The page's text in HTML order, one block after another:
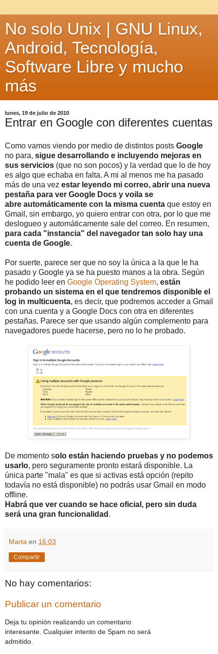
No solo Unix | GNU Linux,
Android, Tecnología,
Software Libre y mucho
más
lunes, 19 de julio de 2010
Entrar en Google con diferentes cuentas
Como vamos viendo por medio de distintos posts Google
no para, sigue desarrollando e incluyendo mejoras en
sus servicios (que no son pocos) y la verdad que lo de hoy
es algo que echaba en falta. A mi al menos me ha pasado
más de una vez estar leyendo mi correo, abrir una nueva
pestaña para ver Google Docs y voila se
abre automáticamente con la misma cuenta que estoy en
Gmail, sin embargo, yo quiero entrar con otra, por lo que me
deslogueo y automáticamente sale del correo. En resumen,
para cada "instancia" del navegador tan solo hay una
cuenta de Google.
Por suerte, parece ser que no soy la única a la que le ha
pasado y Google ya se ha puesto manos a la obra. Según
he podido leer en Google Operating System, están
probando un sistema en el que tendremos disponible el
log in multicuenta, es decir, que podremos acceder a Gmail
con una cuenta y a Google Docs con otra en diferentes
pestañas. Parece ser que usando algún complemento para
navegadores puede hacerse, pero no lo he probado.
De momento solo están haciendo pruebas y no podemos
usarlo, pero seguramente pronto estará disponible. La
única parte "mala" es que si activas está opción (repito
todavía no está disponible) no podrás usar Gmail en modo
offline.
Habrá que ver cuando se hace oficial, pero sin duda
será una gran funcionalidad .
Marta en 16:03
Compartir
No hay comentarios:
Publicar un comentario
Deja tu opinión realizando un comentario
interesante. Cualquier intento de Spam no será
admitido.